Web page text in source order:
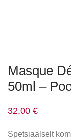
Masque
50ml –
32,00 €
Spetsiaalselt